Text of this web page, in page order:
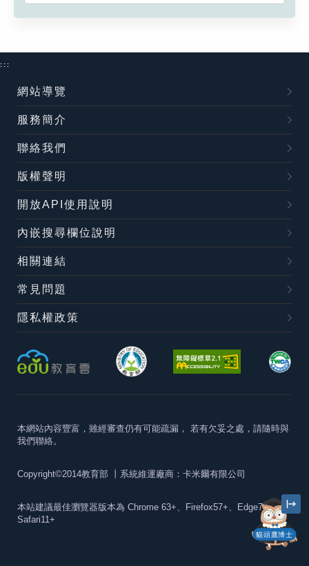
貓頭鷹博士
:::
網站導覽
服務簡介
聯絡我們
版權聲明
開放API使用說明
內嵌搜尋欄位說明
相關連結
常見問題
隱私權政策
本網站內容豐富，雖經審查仍有可能疏漏， 若有欠妥之處，請隨時與
我們聯絡。
Copyright©2014教育部 丨系統維運廠商：卡米爾有限公司
本站建議最佳瀏覽器版本為 Chrome 63+、Firefox57+、Edge79+及
Safari11+